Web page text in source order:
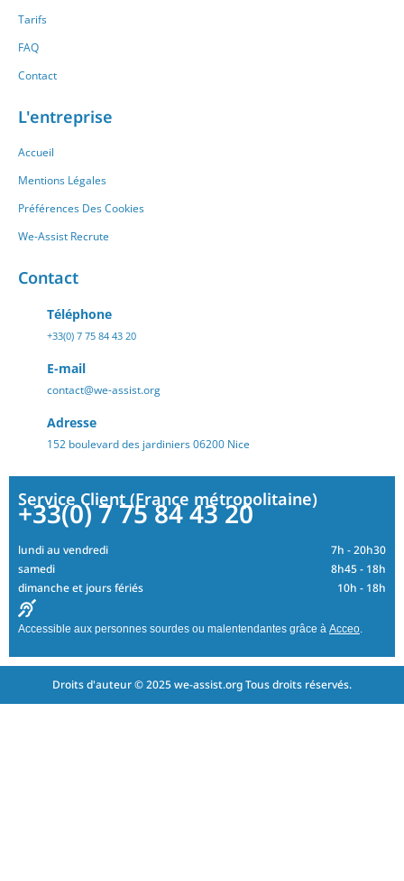
Tarifs
FAQ
Contact
L'entreprise
Accueil
Mentions Légales
Préférences Des Cookies
We-Assist Recrute
Contact
Téléphone
+33(0) 7 75 84 43 20
E-mail
contact@we-assist.org
Adresse
152 boulevard des jardiniers 06200 Nice
Service Client (France métropolitaine)
+33(0) 7 75 84 43 20
lundi au vendredi
7h - 20h30
samedi
8h45 - 18h
dimanche et jours fériés
10h - 18h
Accessible aux personnes sourdes ou malentendantes grâce à Acceo
Droits d'auteur © 2025 we-assist.org Tous droits réservés.